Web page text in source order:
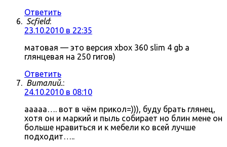
Ответить
Scfield:
23.10.2010 в 22:35
матовая — это версия xbox 360 slim 4 gb а
глянцевая на 250 гигов)
Ответить
Виталий.:
24.10.2010 в 08:10
ааааа…. вот в чём прикол=))), буду брать глянец,
хотя он и маркий и пыль собирает но блин мене он
больше нравиться и к мебели ко всей лучше
подходит…..